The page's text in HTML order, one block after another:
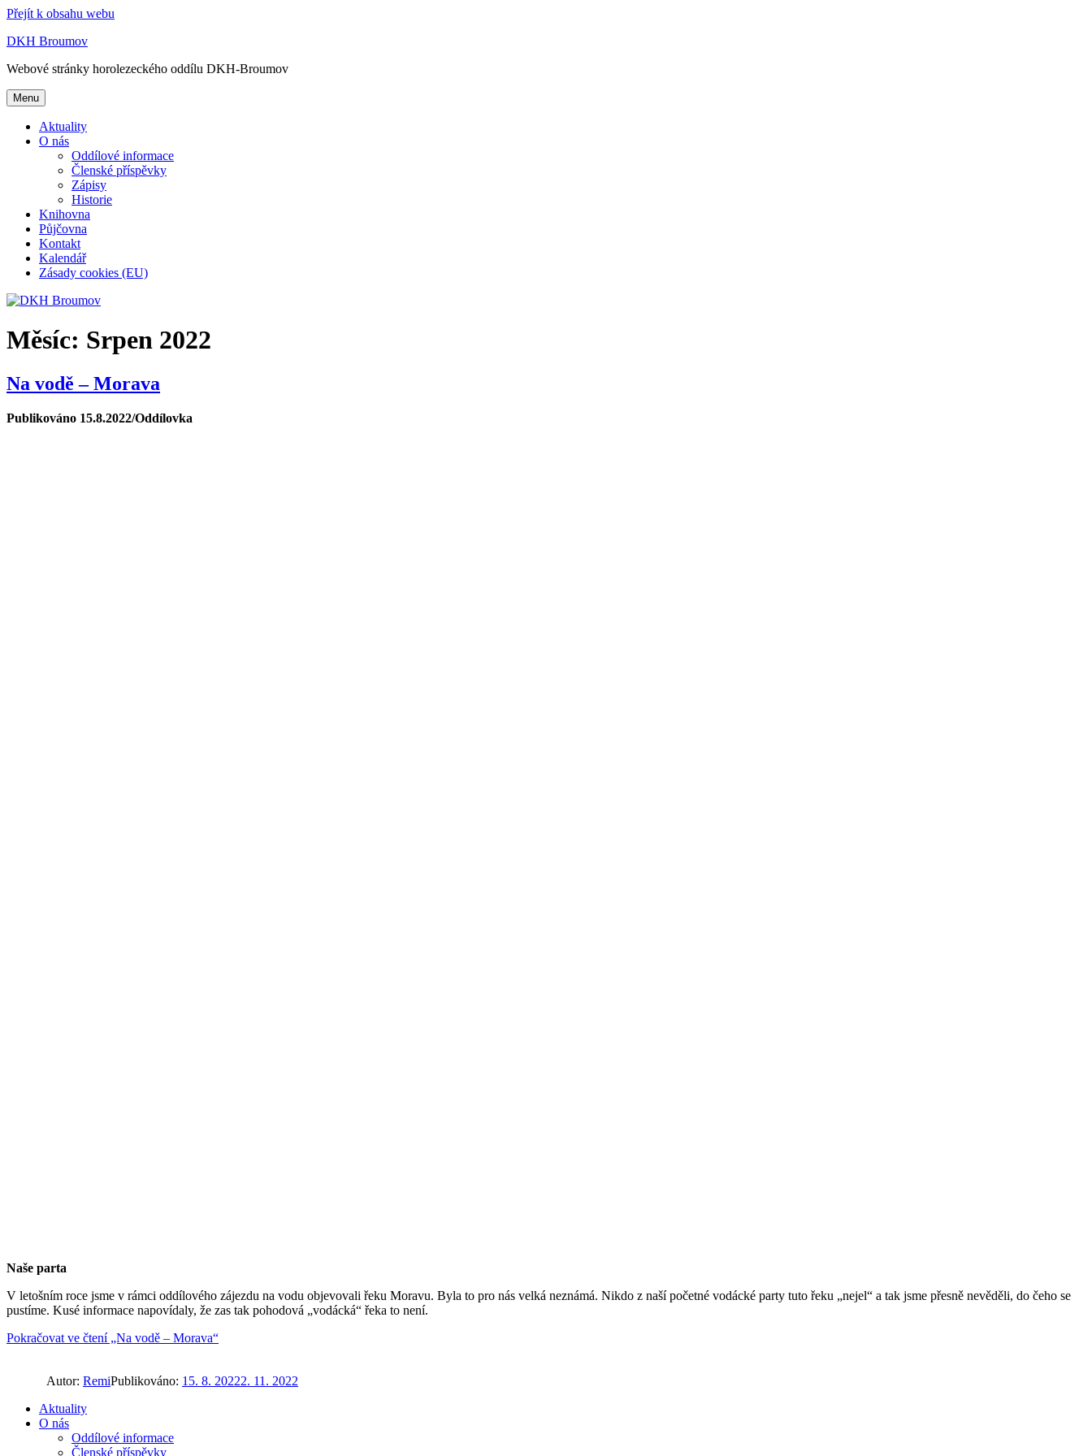
Přejít k obsahu webu
DKH Broumov
Webové stránky horolezeckého oddílu DKH-Broumov
Menu
Aktuality
O nás
Oddílové informace
Členské příspěvky
Zápisy
Historie
Knihovna
Půjčovna
Kontakt
Kalendář
Zásady cookies (EU)
Měsíc: Srpen 2022
Na vodě – Morava
Publikováno 15.8.2022/Oddílovka
Naše parta
V letošním roce jsme v rámci oddílového zájezdu na vodu objevovali řeku Moravu. Byla to pro nás velká neznámá. Nikdo z naší početné vodácké party tuto řeku „nejel“ a tak jsme přesně nevěděli, do čeho se
pustíme. Kusé informace napovídaly, že zas tak pohodová „vodácká“ řeka to není.
Pokračovat ve čtení„Na vodě – Morava“
Autor: RemiPublikováno: 15. 8. 20222. 11. 2022
Aktuality
O nás
Oddílové informace
Členské příspěvky